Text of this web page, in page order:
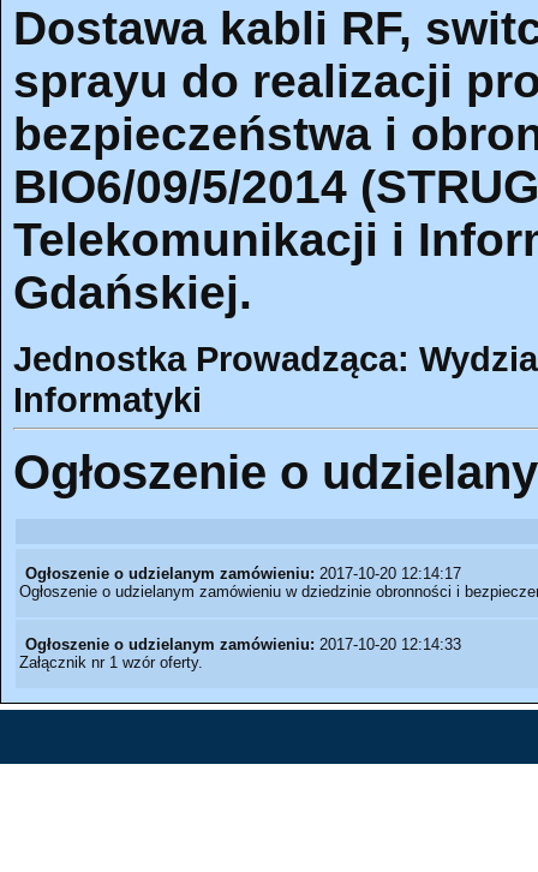
Dostawa kabli RF,
sprayu do realizacji
bezpieczeństwa i
BIO6/09/5/2014
Telekomunikacji i
Gdańskiej.
Jednostka Prowadząca:
Informatyki
Ogłoszenie o
Ogłoszenie o udzielanym zamówieniu: 2017-10-20 12:14:17
Ogłoszenie o udzielanym zamówieniu w dziedzinie obronności i
Ogłoszenie o udzielanym zamówieniu: 2017-10-20 12:14:33
Załącznik nr 1 wzór oferty.